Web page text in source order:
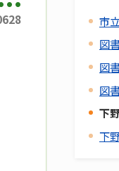
市
図
図
図
下
下